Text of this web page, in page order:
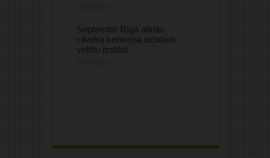
Septembrī Rīgā atklās
cilvēka ķermeņa uzbūvei
veltītu izstādi